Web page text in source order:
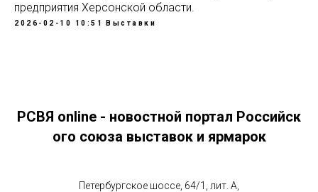
предприятия Херсонской области.
2026-02-10 10:51 Выставки
РСВЯ online - новостной портал Российск
ого союза выставок и ярмарок
Петербургское шоссе, 64/1, лит. А,